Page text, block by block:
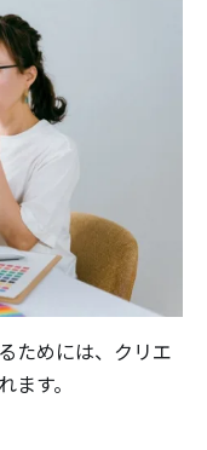
ためには、クリエ
す。